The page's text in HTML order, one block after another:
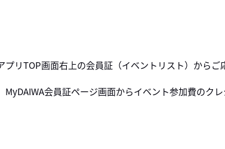
リTOP画面右上の会員証（イベントリスト）からご
会員証ページ画面からイベント参加費のク